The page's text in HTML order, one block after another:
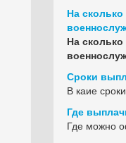
На
На
Сроки
В каие
Где
Где можно